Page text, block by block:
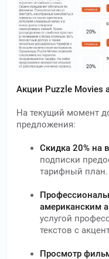
Акции Puzzle Movies
На текущий момент
предложения:
Скидка 20% на
подписки
тарифный план.
американским
услугой
текстов с
Просмотр